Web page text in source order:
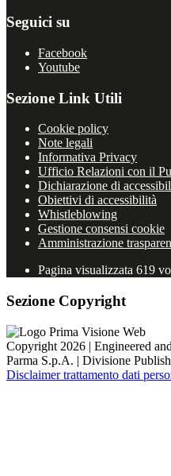
Seguici su
Facebook
Youtube
Sezione Link Utili
Cookie policy
Note legali
Informativa Privacy
Ufficio Relazioni con il
Dichiarazione di
Obiettivi di accessibilità
Whistleblowing
Gestione consensi cookie
Amministrazione
Pagina visualizzata 619
Sezione Copyright
Copyright 2026 | Engineered
Parma S.p.A. | Divisione
Disclaimer trattamento dati